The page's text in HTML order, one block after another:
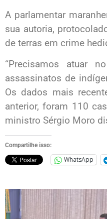
A parlamentar
sua autoria,
de terras em crime
“Precisamos atuar
assassinatos de
Os dados mais
anterior, foram 110
ministro Sérgio Moro
Compartilhe isso:
WhatsApp